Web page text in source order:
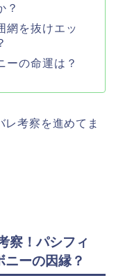
？
網を抜けエッ
ーの命運は？
考察を進めてま
察！パシフィ
ーの因縁？